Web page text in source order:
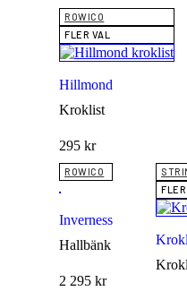
ROWICO
FLER VAL
Hillmond
Kroklist
295 kr
ROWICO
Inverness
Hallbänk
2 295 kr
FLER